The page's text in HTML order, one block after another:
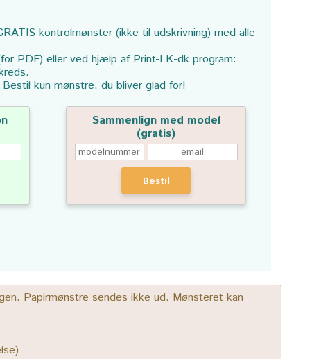
kontrolmønster (ikke til udskrivning) med alle
PDF) eller ved hjælp af Print-LK-dk program:
kun mønstre, du bliver glad for!
Sammenlign med model
(gratis)
Bestil
Papirmønstre sendes ikke ud. Mønsteret kan